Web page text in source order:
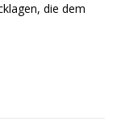
die dem